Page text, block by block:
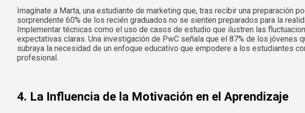
Imagínate a Marta, una estudiante de marketing que, tras recibir una preparación
sorprendente 60% de los recién graduados no se sienten preparados para la
Implementar técnicas como el uso de casos de estudio que ilustren las
expectativas claras. Una investigación de PwC señala que el 87% de los
subraya la necesidad de un enfoque educativo que empodere a los estudiantes
profesional.
4. La Influencia de la Motivación en el Aprendizaje